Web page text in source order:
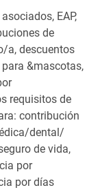
EAP,
de
a, descuentos
&mascotas,
requisitos de
contribución
dental/
de vida,
por
por días